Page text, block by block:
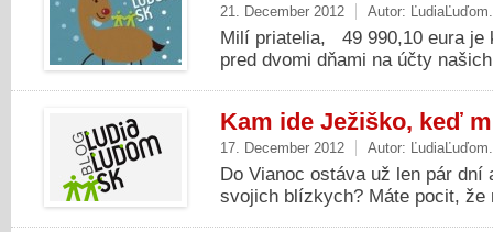
21. December 2012 Autor:
Milí priatelia, 49 990,10 eura je
pred dvomi dňami na účty
Kam ide Ježiško, keď
17. December 2012 Autor:
Do Vianoc ostáva už len pár
svojich blízkych? Máte pocit,